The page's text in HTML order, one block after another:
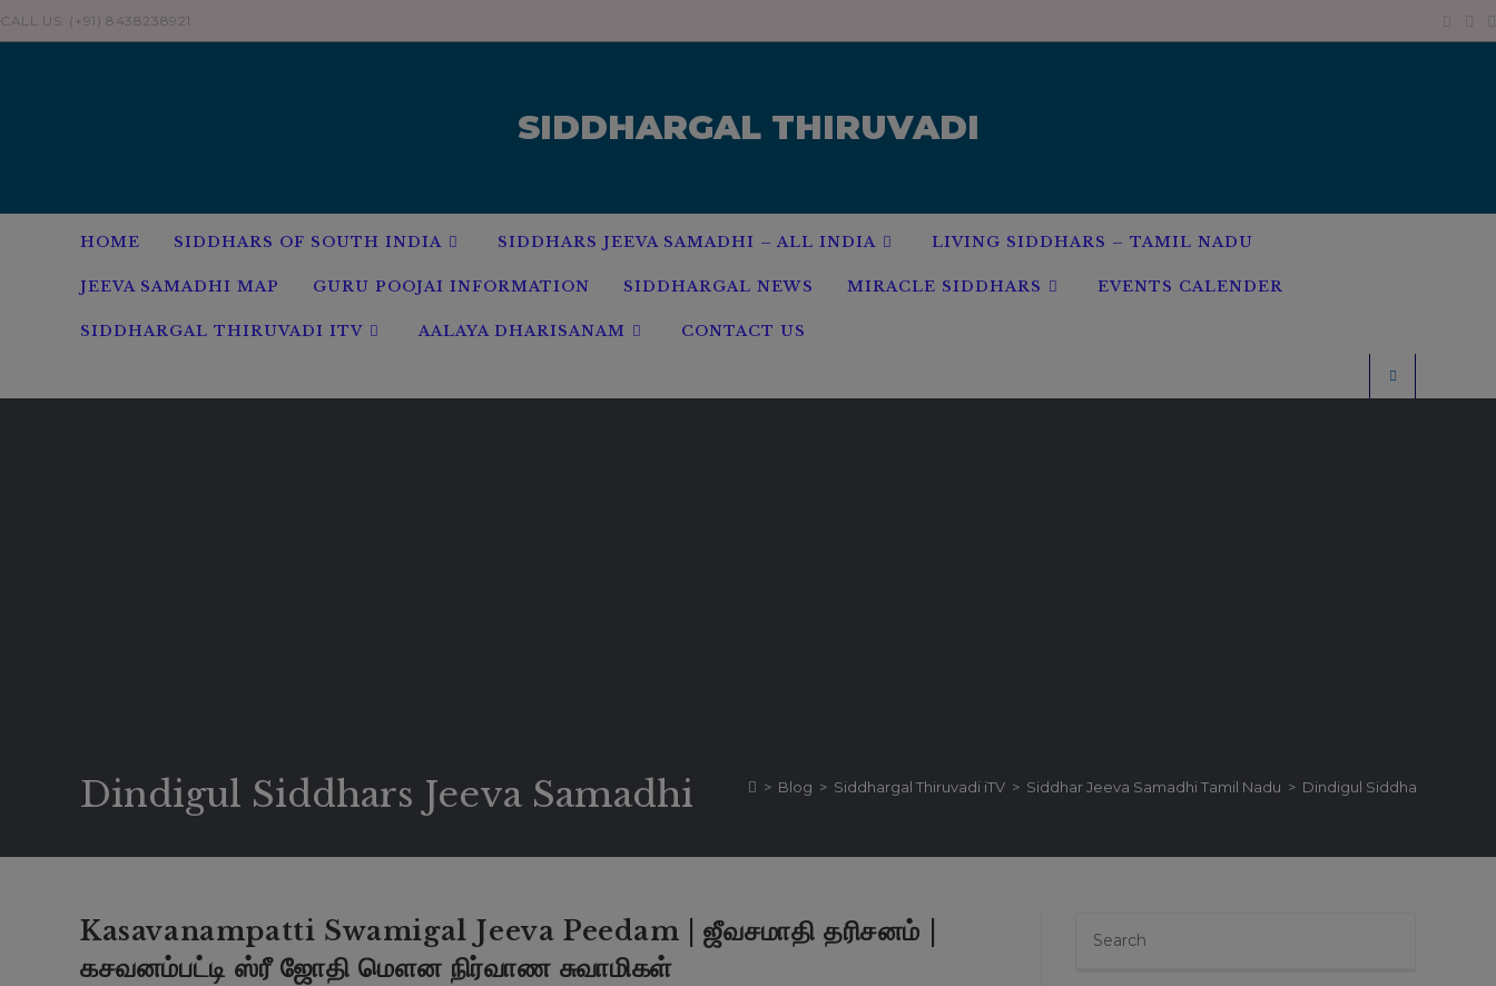
Skip
to
CALL US: (+91) 8438238921
SIDDHARGAL THIRUVADI
HOME SIDDHARS OF SOUTH INDIA SIDDHARS JEEVA SAMADHI – ALL INDIA LIVING SIDDHARS – TAMIL NADU
JEEVA SAMADHI MAP GURU POOJAI INFORMATION SIDDHARGAL NEWS MIRACLE SIDDHARS EVENTS CALENDER
SIDDHARGAL THIRUVADI ITV AALAYA DHARISANAM CONTACT US
Dindigul Siddhars Jeeva Samadhi > Blog > Siddhargal Thiruvadi iTV > Siddhar Jeeva Samadhi Tamil Nadu > Dindigul Siddhars Jeeva
Kasavanampatti Swamigal Jeeva Peedam | ஜீவசமாதி தரிசனம் |
கசவனம்பட்டி ஸ்ரீ ஜோதி மௌன நிர்வாண சுவாமிகள்